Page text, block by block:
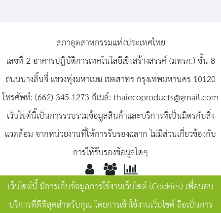
สภาอุตสาหกรรมแห่งประเทศไทย
เลขที่ 2 อาคารปฏิบัติการเทคโนโลยีเชิงสร้างสรรค์ (มทรก.) ชั้น 8
ถนนนางลิ้นจี่ แขวงทุ่งมหาเมฆ เขตสาทร กรุงเทพมหานคร 10120
โทรศัพท์: (662) 345-1273 อีเมล์: thaiecoproducts@gmail.com
เว็บไซต์นี้เป็นการรวบรวมข้อมูลสินค้าและบริการที่เป็นมิตรกับสิ่ง
แวดล้อม จากหน่วยงานที่ให้การรับรองฉลาก ไม่มีส่วนเกี่ยวข้องกับ
การให้รับรองข้อมูลใดๆ
Toda
y
Onlin
e
Total
416,8
เว็บไซต์นี้ มีการเก็บข้อมูลการใช้งานเว็บไซต์ (Cookies) เพื่อมอบ
บริการที่ดีที่สุดสำหรับคุณ โดยการเข้าใช้งานเว็บไซต์ ถือเป็นการ